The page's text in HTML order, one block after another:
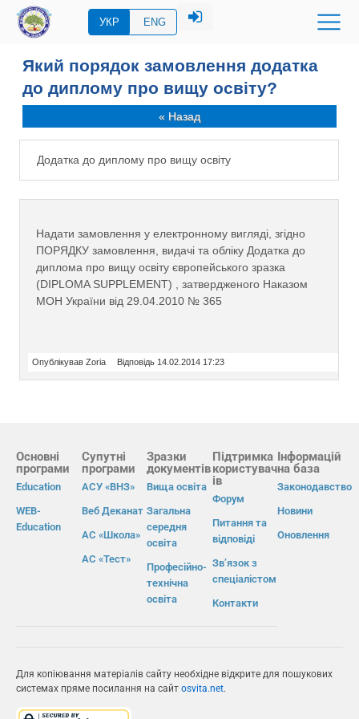
УКР ENG
Який порядок замовлення додатка
до диплому про вищу освіту?
« Назад
Додатка до диплому про вищу освіту
Надати замовлення у електронному вигляді, згідно
ПОРЯДКУ замовлення, видачі та обліку Додатка до
диплома про вищу освіту європейського зразка
(DIPLOMA SUPPLEMENT) , затвердженого Наказом
МОН України від 29.04.2010 № 365
Опублікував Zoria Відповідь 14.02.2014 17:23
Основні
програми
Education
WEB-
Education
Супутні
програми
АСУ «ВНЗ»
Веб Деканат
АС «Школа»
АС «Тест»
Зразки
документів
Вища освіта
Загальна
середня
освіта
Професійно-
технічна
освіта
Підтримка
користувач
ів
Форум
Питання та
відповіді
Зв’язок з
спеціалістом
Контакти
Інформацій
на база
Законодавство
Новини
Оновлення
Для копіювання матеріалів сайту необхідне відкрите для пошукових
системах пряме посилання на сайт osvita.net.